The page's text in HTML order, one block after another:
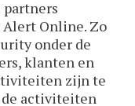
partners
Online. Zo
onder de
klanten en
zijn te
de activiteiten